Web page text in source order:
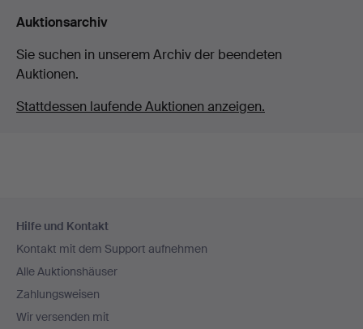
Auktionsarchiv
Sie suchen in unserem Archiv der beendeten
Auktionen.
Stattdessen laufende Auktionen anzeigen.
Navigation
Hilfe und Kontakt
Kontakt mit dem Support aufnehmen
Alle Auktionshäuser
Zahlungsweisen
Wir versenden mit